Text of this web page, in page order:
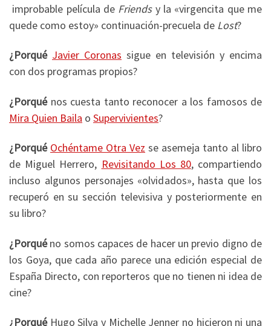
improbable película de Friendsy la «virgencita que me
quede como estoy» continuación-precuela de Lost?
¿Porqué Javier Coronas sigue en televisión y encima
con dos programas propios?
¿Porquénos cuesta tanto reconocer a los famosos de
Mira Quien Baila o Supervivientes?
¿Porqué Ochéntame Otra Vez se asemeja tanto al libro
de Miguel Herrero, Revisitando Los 80, compartiendo
incluso algunos personajes «olvidados», hasta que los
recuperó en su sección televisiva y posteriormente en
su libro?
¿Porquéno somos capaces de hacer un previo digno de
los Goya, que cada año parece una edición especial de
España Directo, con reporteros que no tienen ni idea de
cine?
¿PorquéHugo Silva y Michelle Jenner no hicieron ni una